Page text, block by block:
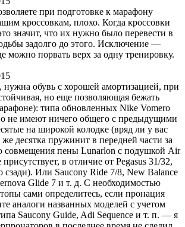
при подготовке к марафону
кроссовкам, плохо. Когда кроссовки
значит, что их нужно было перевести в
задолго до этого. Исключение —
можно порвать верх за одну тренировку.
нужна обувь с хорошей амортизацией, при
но еще позволяющая бежать
типа обновленных Nike Vomero
не имеют ничего общего с предыдущими
на широкой колодке (вряд ли у вас
десятка пружинит в передней части за
совмещения пены Lunarlon с подушкой Air
в отличие от Pegasus 31/32,
сзади). Или Saucony Ride 7/8, New Balance
Glide 7 и т. д. С необходимостью
сами определитесь, если пронация
аналоги названных моделей с учетом
Saucony Guide, Adi Sequence и т. п. — я